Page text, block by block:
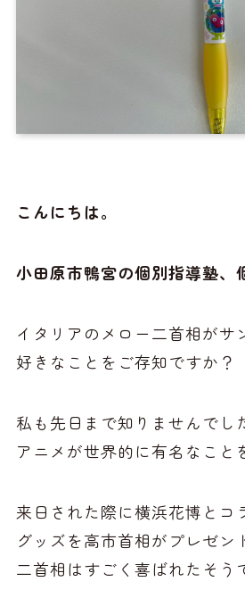
こんにちは。
小田原市鴨宮の個別指導塾、
イタリアのメロー二首相がサ
好きなことをご存知ですか？
私も先日まで知りませんでし
アニメが世界的に有名なこと
来日された際に横浜花博とコ
グッズを高市首相がプレゼン
二首相はすごく喜ばれたそう